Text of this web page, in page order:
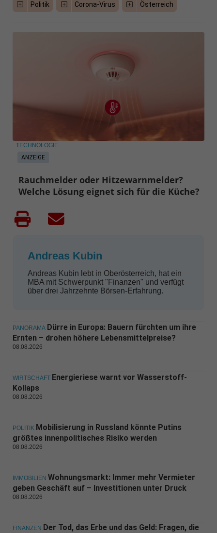
Politik Corona-Virus Österreich
ANZEIGE
TECHNOLOGIE
Rauchmelder oder Hitzewarnmelder?
Welche Lösung eignet sich für die Küche?
Andreas Kubin
Andreas Kubin lebt in Oberösterreich, hat ein
MBA mit Schwerpunkt "Finanzen" und verfügt
über drei Jahrzehnte Börsen-Erfahrung.
PANORAMA Dürre in Europa: Bauern fürchten um ihre
Ernten – drohen höhere Lebensmittelpreise?
08.08.2026
WIRTSCHAFT Energieriese warnt vor Wasserstoff-
Kollaps
08.08.2026
POLITIK Mobilisierung in Russland könnte Putins
größtes innenpolitisches Risiko werden
08.08.2026
IMMOBILIEN Wohnungsmarkt: Immer mehr Vermieter
geben Geschäft auf – Investitionen unter Druck
08.08.2026
FINANZEN Der Tod, das Erbe und das Geld: Fragen, die